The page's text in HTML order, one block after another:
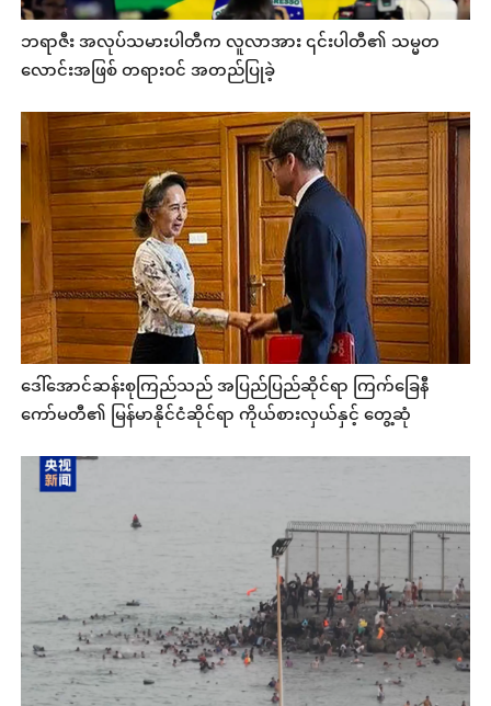
ဘရာဇီး အလုပ်သမားပါတီက လူလာအား ၎င်းပါတီ၏ သမ္မတ
လောင်းအဖြစ် တရားဝင် အတည်ပြုခဲ့
ဒေါ်အောင်ဆန်းစုကြည်သည် အပြည်ပြည်ဆိုင်ရာ ကြက်ခြေနီ
ကော်မတီ၏ မြန်မာနိုင်ငံဆိုင်ရာ ကိုယ်စားလှယ်နှင့် တွေ့ဆုံ